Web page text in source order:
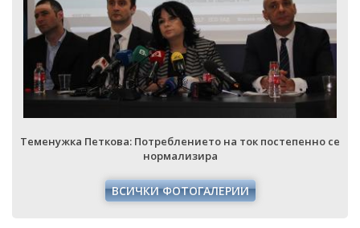
Теменужка Петкова: Потреблението на ток постепенно се
нормализира
ВСИЧКИ ФОТОГАЛЕРИИ